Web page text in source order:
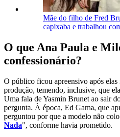
Mãe do filho de Fred
capixaba e trabalhou
O que Ana Paula e
confessionário?
O público ficou apreensivo após elas
produção, temendo, inclusive, que
Uma fala de Yasmin Brunet ao sair
pergunta. À época, Ed Gama, que
perguntou por que a modelo não
Nada", conforme havia prometido.